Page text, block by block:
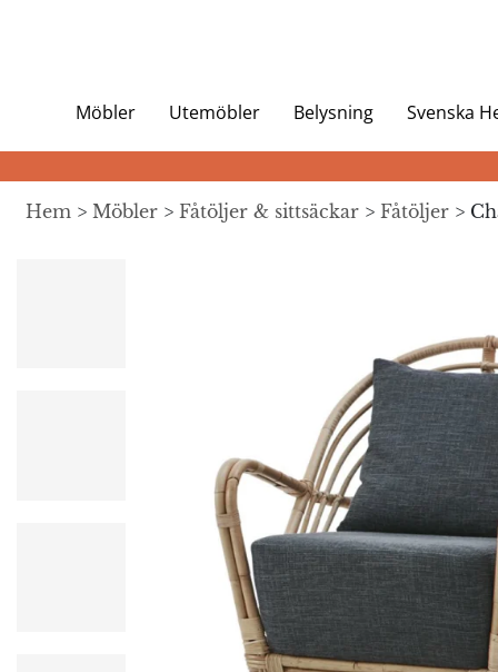
Möbler Utemöbler Belysning Svenska
Hem > Möbler > Fåtöljer & sittsäckar > Fåtöljer >